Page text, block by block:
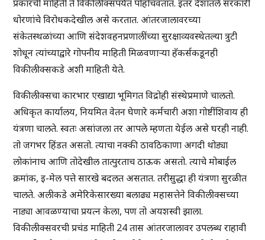
प्रकारची माहिती ते विकीलीक्सपर्यंत पोहोचवतात. इतर देशांतले सरकारी
धोरणांचे विरोधकदेखील असे करतात. आंतरजालावरच्या
संकेतस्थळांच्या आणि संदेशवहनप्रणालींच्या सुरक्षाव्यवस्थेतल्या त्रुटी
शोधून त्यांच्याद्वारे गोपनीय माहिती मिळवणाऱ्या हॅकर्सकडूनही
विकीलीक्सकडे अशी माहिती येते.
विकीलीक्सचा कारभार एखाद्या भूमिगत विद्रोही संस्थेप्रमाणे चालतो.
अधिकृत कार्यालय, नियमित वेतन घेणारे कर्मचारी अशा गोष्टींशिवाय ही
यंत्रणा चालते. स्वतः असांजला तर आपले म्हणता येईल असे घरही नाही.
तो जगभर हिंडत असतो. त्याचा नक्की ठावठिकाणा अगदी थोड्या
लोकांनाच आणि तोदेखील तात्पुरताच ठाऊक असतो. त्याचे मोबाईल
क्रमांक, इ-मेल पत्ते सारखे बदलत असतात. तरीसुद्धा ही यंत्रणा सुरळीत
चालते. अलीकडे अमेरिकेसारख्या बलाढ्य महासत्तेने विकीलीक्सच्या
नाड्या आवळण्याचा प्रयत्न केला, पण तो अयशस्वी झाला.
विकीलीक्सवरची प्रचंड माहिती 24 तास आंतरजालावर उपलब्ध राहावी